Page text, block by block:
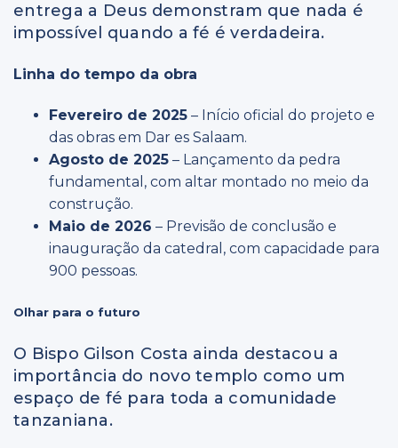
entrega a Deus demonstram que nada é
impossível quando a fé é verdadeira.
Linha do tempo da obra
Fevereiro de 2025 – Início oficial do projeto e
das obras em Dar es Salaam.
Agosto de 2025 – Lançamento da pedra
fundamental, com altar montado no meio da
construção.
Maio de 2026 – Previsão de conclusão e
inauguração da catedral, com capacidade para
900 pessoas.
Olhar para o futuro
O Bispo Gilson Costa ainda destacou a
importância do novo templo como um
espaço de fé para toda a comunidade
tanzaniana.